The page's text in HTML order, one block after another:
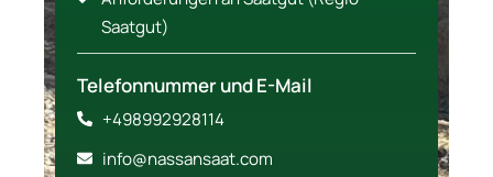
Saatgut)
Telefonnummer und E-Mail
+498992928114
info@nassansaat.com